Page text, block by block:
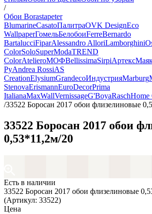
/
Обои Borastapeter
BlumarineCasatoПалитраOVK DesignEco
WallpaperГомельБелобоиFerreBernardo
BartalucciFiparAlessandro AlloriLamborghini
ColorSoloSuperModaTREND
ColorAtelieroМОФBellissimaSirpiАртекс
РуAndrea RossiAS
CreationElysiumGrandecoИндустрияMarburg
StenovaErismannEuroDecorPrima
ItalianaMaxWallVernissageG'BoyaRaschHome
/33522 Боросан 2017 обои флизелиновые
33522 Боросан 2017 обои
0,53*11,2м/20
Есть в наличии
33522 Боросан 2017 обои флизелиновые
(Артикул: 33522)
Цена